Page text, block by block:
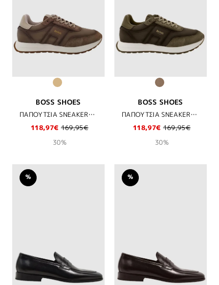
BOSS SHOES
ΠΑΠΟΥΤΣΙΑ SNEAKERS BOSS SHOES - TAUPE/WHI VESUVIO
118,97€ 169,95€
30%
BOSS SHOES
ΠΑΠΟΥΤΣΙΑ SNEAKERS BOSS SHOES - KHAKI VESUVIO
118,97€ 169,95€
30%
% %